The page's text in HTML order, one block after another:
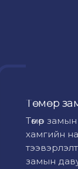
Төмөр
Төмөр
хамгийн
замын